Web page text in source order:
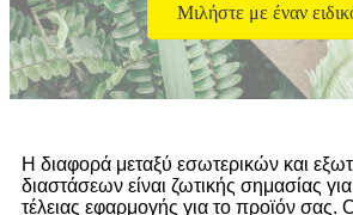
Μιλήστε με έναν
Η διαφορά μεταξύ εσωτερικών και
διαστάσεων είναι ζωτικής σημασίας
τέλειας εφαρμογής για το προϊόν σας.